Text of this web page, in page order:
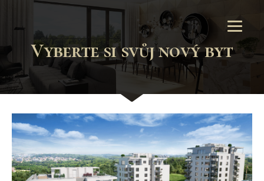
Vyberte si svůj nový byt